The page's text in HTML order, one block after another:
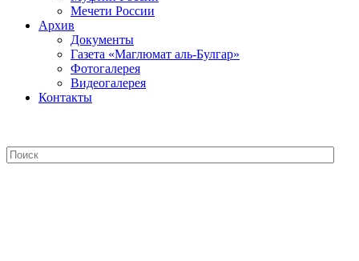
Мечети России
Архив
Документы
Газета «Маглюмат аль-Булгар»
Фотогалерея
Видеогалерея
Контакты